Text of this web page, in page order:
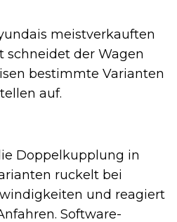
meistverkauften
schneidet der Wagen
bestimmte Varianten
auf.
Doppelkupplung in
ruckelt bei
und reagiert
Software-